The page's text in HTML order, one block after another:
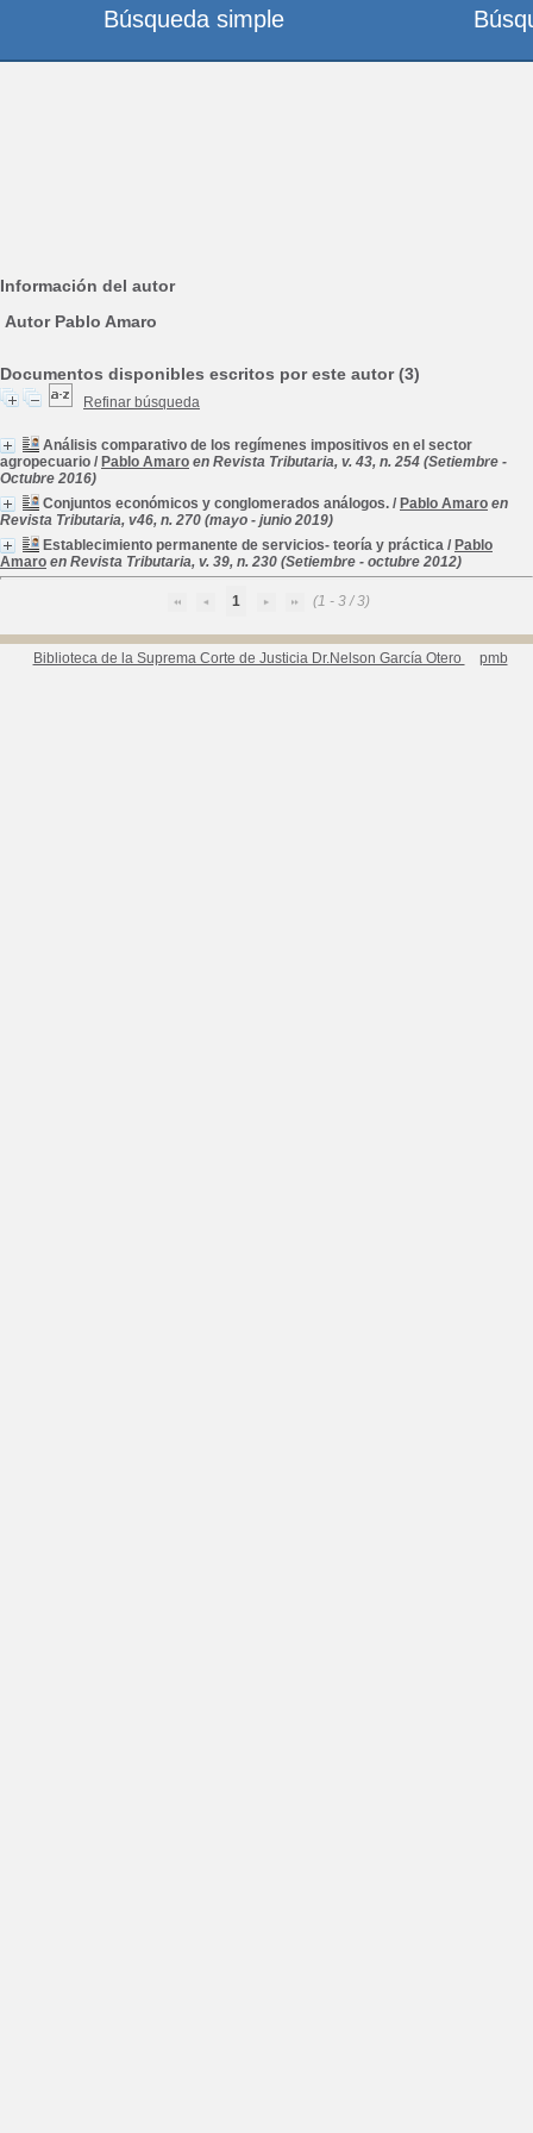
Información del autor
Autor Pablo Amaro
Documentos disponibles escritos por este autor (3)
Refinar búsqueda
Análisis comparativo de los regímenes impositivos en el sector
agropecuario / Pablo Amaro en Revista Tributaria, v. 43, n. 254 (Setiembre -
Octubre 2016)
Conjuntos económicos y conglomerados análogos. / Pablo Amaro en
Revista Tributaria, v46, n. 270 (mayo - junio 2019)
Establecimiento permanente de servicios- teoría y práctica / Pablo
Amaro en Revista Tributaria, v. 39, n. 230 (Setiembre - octubre 2012)
1 (1 - 3 / 3)
Biblioteca de la Suprema Corte de Justicia Dr.Nelson García Otero pmb
Búsqueda simple